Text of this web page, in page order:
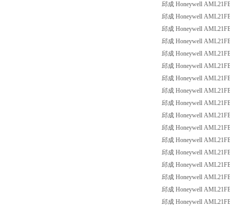
邱成 Honeywell
邱成 Honeywell
邱成 Honeywell
邱成 Honeywell
邱成 Honeywell
邱成 Honeywell
邱成 Honeywell
邱成 Honeywell
邱成 Honeywell
邱成 Honeywell
邱成 Honeywell
邱成 Honeywell
邱成 Honeywell
邱成 Honeywell
邱成 Honeywell
邱成 Honeywell
邱成 Honeywell